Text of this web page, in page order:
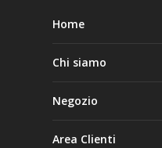
Home
Chi siamo
Negozio
Area Clienti